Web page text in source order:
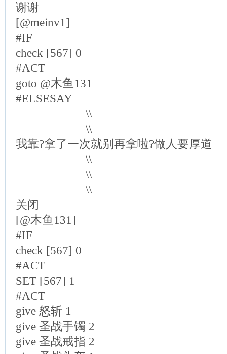
谢谢
[@meinv1]
#IF
check [567] 0
#ACT
goto @木鱼131
#ELSESAY
\\
\\
我靠?拿了一次就别再拿啦?做人要厚道
\\
\\
\\
关闭
[@木鱼131]
#IF
check [567] 0
#ACT
SET [567] 1
#ACT
give 怒斩 1
give 圣战手镯 2
give 圣战戒指 2